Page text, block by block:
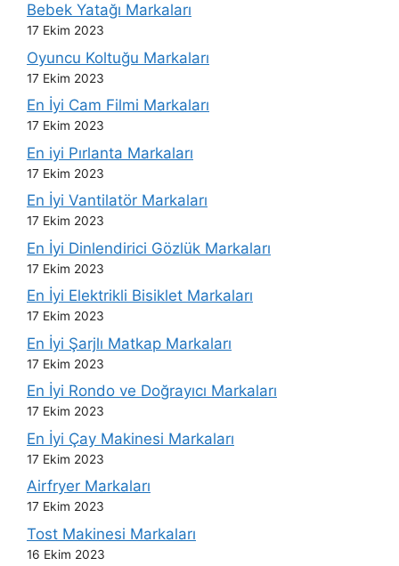
Bebek Yatağı Markaları
17 Ekim 2023
Oyuncu Koltuğu Markaları
17 Ekim 2023
En İyi Cam Filmi Markaları
17 Ekim 2023
En iyi Pırlanta Markaları
17 Ekim 2023
En İyi Vantilatör Markaları
17 Ekim 2023
En İyi Dinlendirici Gözlük Markaları
17 Ekim 2023
En İyi Elektrikli Bisiklet Markaları
17 Ekim 2023
En İyi Şarjlı Matkap Markaları
17 Ekim 2023
En İyi Rondo ve Doğrayıcı Markaları
17 Ekim 2023
En İyi Çay Makinesi Markaları
17 Ekim 2023
Airfryer Markaları
17 Ekim 2023
Tost Makinesi Markaları
16 Ekim 2023